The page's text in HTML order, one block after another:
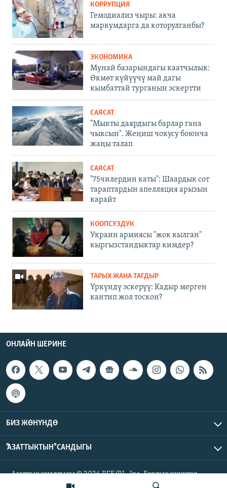
КОРРУПЦИЯ
Гемодиализ чыры: акча
маркумдарга да которулганбы?
ЭКОНОМИКА
Мунай базарындагы каатчылык:
Өкмөт күйүүчү май дагы
кымбаттай турганын эскертти
САЯСАТ
"Мыкты даярдыгы барлар гана
чыксын". Жеңиш чокусу боюнча
жаңы талап
САЯСАТ
"75чилердин каты": Шаардык сот
тараптардын апелляция арызын
карайт
КООПСУЗДУК
Украин армиясы "жок кылган"
кыргызстандыктар кимдер?
ТАРЫХ ЖАНА ТАГДЫР
Үркүндү эскерүү: Кадыр мерген
кантип жол тоскон?
ОНЛАЙН ШЕРИНЕ
БИЗ ЖӨНҮНДӨ
"АЗАТТЫКТЫН" САНДЫГЫ
Азаттык үналгысы © 2026 RFE/RL, Inc. Бардык укуктар